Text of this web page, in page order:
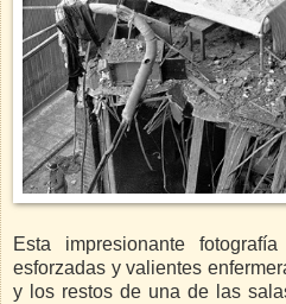
Esta impresionante
esforzadas y valientes
y los restos de una de las